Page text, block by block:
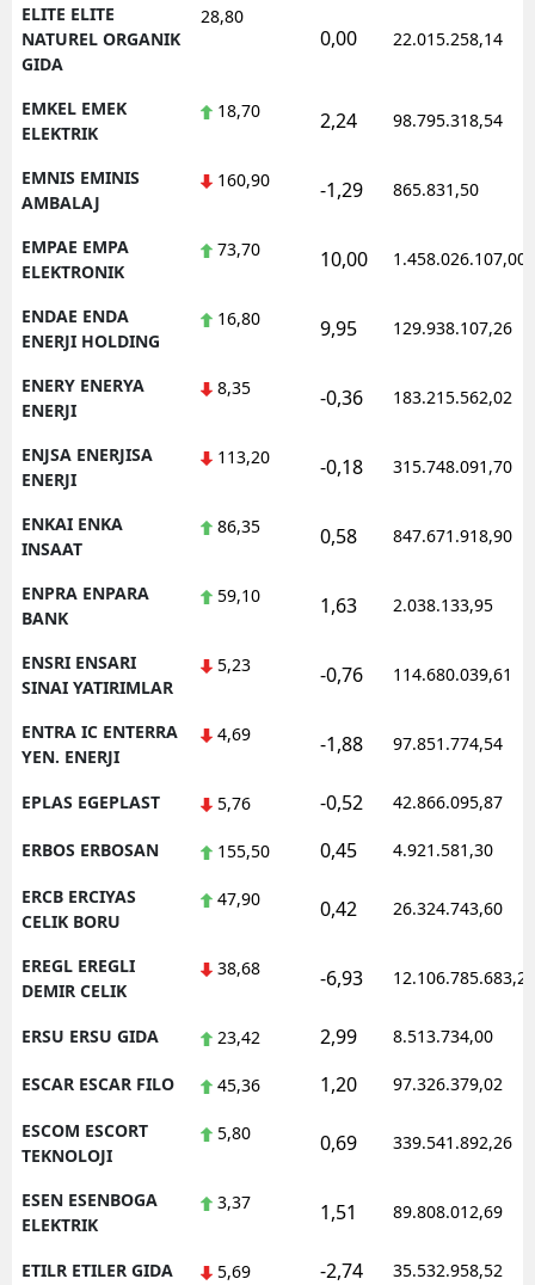
ELITE ELITE
NATUREL ORGANIK
GIDA
28,80
0,00 22.015.258,14
EMKEL EMEK
ELEKTRIK
18,70 2,24 98.795.318,54
EMNIS EMINIS
AMBALAJ
160,90 -1,29 865.831,50
EMPAE EMPA
ELEKTRONIK
73,70 10,00 1.458.026.107,00
ENDAE ENDA
ENERJI HOLDING
16,80 9,95 129.938.107,26
ENERY ENERYA
ENERJI
8,35 -0,36 183.215.562,02
ENJSA ENERJISA
ENERJI
113,20 -0,18 315.748.091,70
ENKAI ENKA
INSAAT
86,35 0,58 847.671.918,90
ENPRA ENPARA
BANK
59,10 1,63 2.038.133,95
ENSRI ENSARI
SINAI YATIRIMLAR
5,23 -0,76 114.680.039,61
ENTRA IC ENTERRA
YEN. ENERJI
4,69 -1,88 97.851.774,54
EPLAS EGEPLAST 5,76 -0,52 42.866.095,87
ERBOS ERBOSAN 155,50 0,45 4.921.581,30
ERCB ERCIYAS
CELIK BORU
47,90 0,42 26.324.743,60
EREGL EREGLI
DEMIR CELIK
38,68 -6,93 12.106.785.683,20
ERSU ERSU GIDA 23,42 2,99 8.513.734,00
ESCAR ESCAR FILO 45,36 1,20 97.326.379,02
ESCOM ESCORT
TEKNOLOJI
5,80 0,69 339.541.892,26
ESEN ESENBOGA
ELEKTRIK
3,37 1,51 89.808.012,69
ETILR ETILER GIDA 5,69 -2,74 35.532.958,52